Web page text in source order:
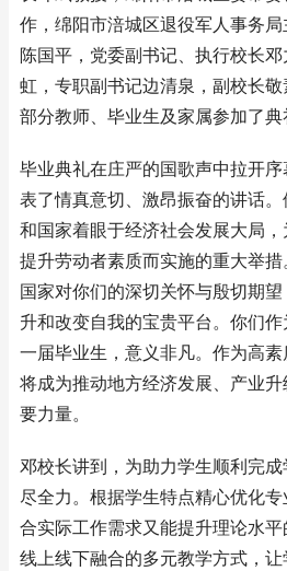
作，绵阳市涪城区退役军人事务
陈国平，党委副书记、执行校长
虹，专职副书记边清泉，副校长敬
部分教师、毕业生及家属参加了典
毕业典礼在庄严的国歌声中拉开
表了情真意切、激昂振奋的讲话
和国家着眼于经济社会发展大局，
提升劳动者素质而实施的重大举
国家对你们的深切关怀与殷切期
升和改变自我的宝贵平台。你们
一届毕业生，意义非凡。作为高
将成为推动地方经济发展、产业
要力量。
邓校长讲到，为助力学生顺利完
尽全力。根据学生特点精心优化
合实际工作需求又能提升理论水
线上线下融合的多元教学方式，